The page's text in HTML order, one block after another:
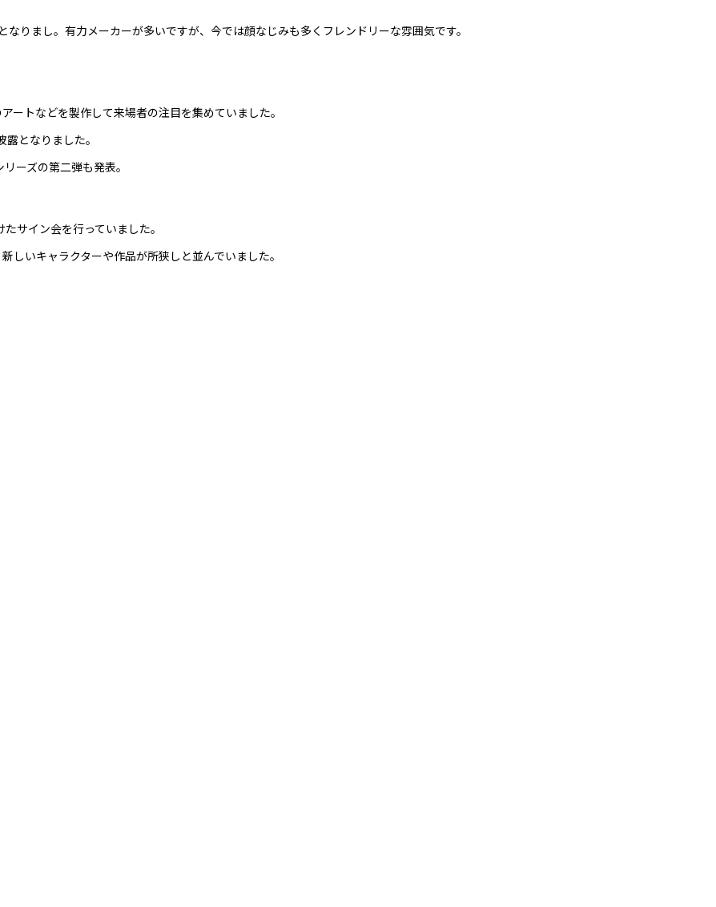
りまし。有力メーカーが多いですが、今では顔なじみも多くフレンドリーな雰囲気です。
ートなどを製作して来場者の注目を集めていました。
となりました。
ーズの第二弾も発表。
サイン会を行っていました。
しいキャラクターや作品が所狭しと並んでいました。